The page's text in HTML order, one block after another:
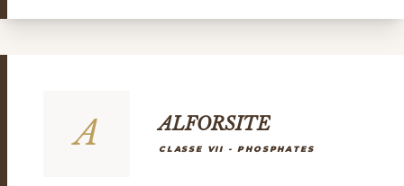
A ALFORSITE
CLASSE VII - PHOSPHATES